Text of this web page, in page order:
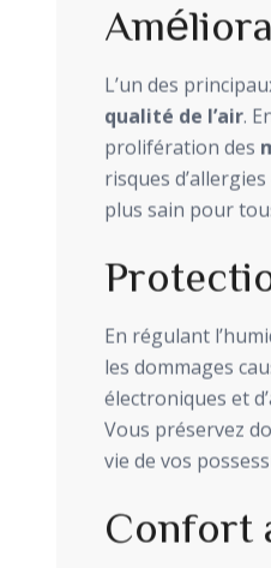
L’un des
qualité de l’air.
prolifération des
risques
plus sain pour
En régulant
les dommages
électroniques et
Vous préservez
vie de vos
Confort